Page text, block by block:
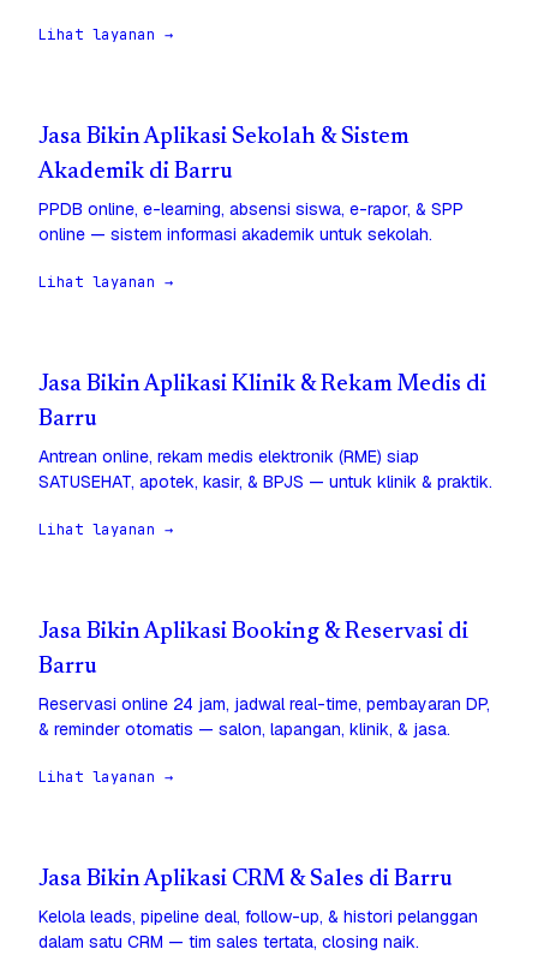
Lihat layanan →
Jasa Bikin Aplikasi Sekolah & Sistem
Akademik di Barru
PPDB online, e-learning, absensi siswa, e-rapor, & SPP
online — sistem informasi akademik untuk sekolah.
Lihat layanan →
Jasa Bikin Aplikasi Klinik & Rekam Medis di
Barru
Antrean online, rekam medis elektronik (RME) siap
SATUSEHAT, apotek, kasir, & BPJS — untuk klinik & praktik.
Lihat layanan →
Jasa Bikin Aplikasi Booking & Reservasi di
Barru
Reservasi online 24 jam, jadwal real-time, pembayaran DP,
& reminder otomatis — salon, lapangan, klinik, & jasa.
Lihat layanan →
Jasa Bikin Aplikasi CRM & Sales di Barru
Kelola leads, pipeline deal, follow-up, & histori pelanggan
dalam satu CRM — tim sales tertata, closing naik.